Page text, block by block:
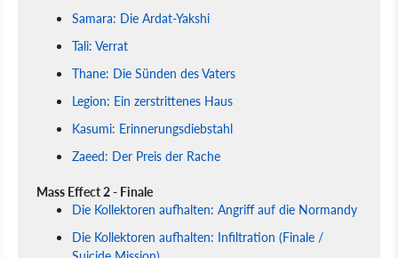
Samara: Die Ardat-Yakshi
Tali: Verrat
Thane: Die Sünden des Vaters
Legion: Ein zerstrittenes Haus
Kasumi: Erinnerungsdiebstahl
Zaeed: Der Preis der Rache
Mass Effect 2 - Finale
Die Kollektoren aufhalten: Angriff auf die Normandy
Die Kollektoren aufhalten: Infiltration (Finale /